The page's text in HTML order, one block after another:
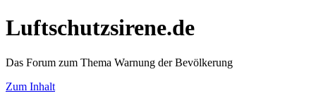
Luftschutzsirene.de
Das Forum zum Thema Warnung der Bevölkerung
Zum Inhalt